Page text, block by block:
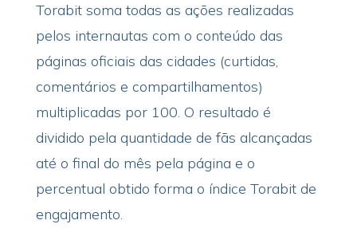
Torabit soma todas as ações realizadas
pelos internautas com o conteúdo das
páginas oficiais das cidades (curtidas,
comentários e compartilhamentos)
multiplicadas por 100. O resultado é
dividido pela quantidade de fãs alcançadas
até o final do mês pela página e o
percentual obtido forma o índice Torabit de
engajamento.